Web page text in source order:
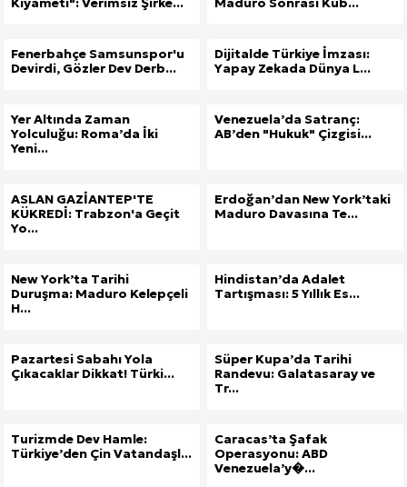
Fenerbahçe Samsunspor'u
Devirdi, Gözler Dev Derb...
Dijitalde Türkiye İmzası:
Yapay Zekada Dünya L...
Yer Altında Zaman
Yolculuğu: Roma’da İki
Yeni...
Venezuela’da Satranç:
AB’den "Hukuk" Çizgisi...
ASLAN GAZİANTEP'TE
KÜKREDİ: Trabzon'a Geçit
Yo...
Erdoğan’dan New York’taki
Maduro Davasına Te...
New York’ta Tarihi
Duruşma: Maduro Kelepçeli
H...
Hindistan’da Adalet
Tartışması: 5 Yıllık Es...
Pazartesi Sabahı Yola
Çıkacaklar Dikkat! Türki...
Süper Kupa’da Tarihi
Randevu: Galatasaray ve
Tr...
Turizmde Dev Hamle:
Türkiye’den Çin Vatandaşl...
Caracas’ta Şafak
Operasyonu: ABD
Venezuela’y�...
Site İçi (On-Page) SEO Hizmeti: Web Sitenizin